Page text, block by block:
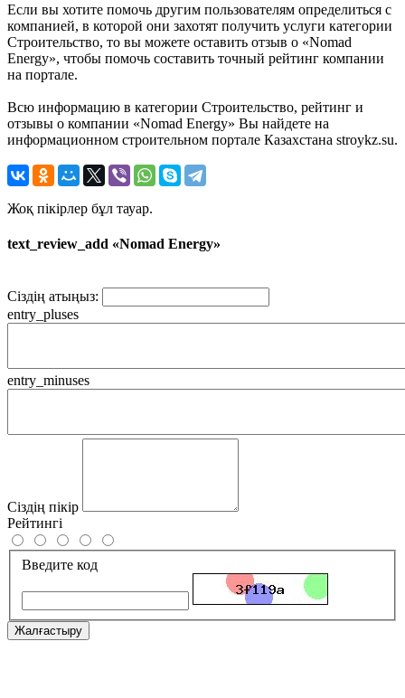
Если вы хотите помочь другим пользователям определиться с
компанией, в которой они захотят получить услуги категории
Строительство, то вы можете оставить отзыв о «Nomad
Energy», чтобы помочь составить точный рейтинг компании
на портале.
Всю информацию в категории Строительство, рейтинг и
отзывы о компании «Nomad Energy» Вы найдете на
информационном строительном портале Казахстана stroykz.su.
Жоқ пікірлер бұл тауар.
text_review_add «Nomad Energy»
Сіздің атыңыз:
entry_pluses
entry_minuses
Сіздің пікір
Рейтингі
Введите код
Жалғастыру